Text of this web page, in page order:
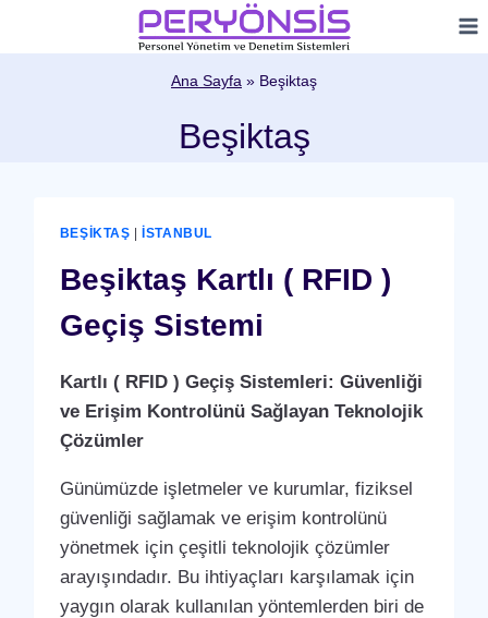
Ana Sayfa » Beşiktaş
Beşiktaş
BEŞIKTAŞ |İSTANBUL
Beşiktaş Kartlı ( RFID )
Geçiş Sistemi
Kartlı ( RFID ) Geçiş Sistemleri: Güvenliği
ve Erişim Kontrolünü Sağlayan Teknolojik
Çözümler
Günümüzde işletmeler ve kurumlar, fiziksel
güvenliği sağlamak ve erişim kontrolünü
yönetmek için çeşitli teknolojik çözümler
arayışındadır. Bu ihtiyaçları karşılamak için
yaygın olarak kullanılan yöntemlerden biri de